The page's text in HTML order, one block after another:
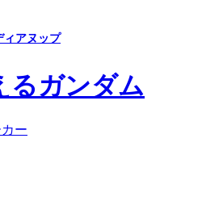
ィアヌップ
るガンダム
ー